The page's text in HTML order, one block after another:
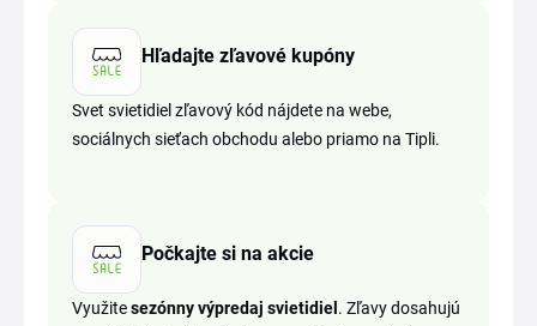
Hľadajte zľavové kupóny
Svet svietidiel zľavový kód nájdete na webe,
sociálnych sieťach obchodu alebo priamo na Tipli.
Počkajte si na akcie
Využitesezónny výpredaj svietidiel . Zľavy dosahujú